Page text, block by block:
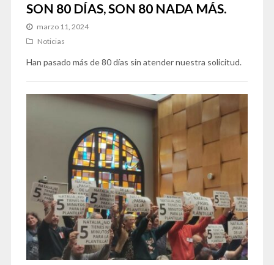
SON 80 DÍAS, SON 80 NADA MÁS.
marzo 11, 2024
Noticias
Han pasado más de 80 días sin atender nuestra solicitud.